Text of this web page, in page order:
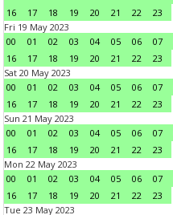
16
17 18 19 20 21 22
23
Fri 19 May 2023
00
01 02 03 04 05 06 07
16
17 18 19 20 21 22
23
Sat 20 May 2023
00
01 02 03 04 05 06 07
16
17 18 19 20 21 22
23
Sun 21 May 2023
00
01 02 03 04 05 06 07
16
17 18 19 20 21 22
23
Mon 22 May 2023
00
01 02 03 04 05 06 07
16
17 18 19 20 21 22
23
Tue 23 May 2023